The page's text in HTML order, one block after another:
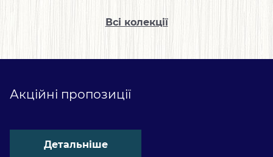
Всі колекції
Акційні пропозиції
Детальніше